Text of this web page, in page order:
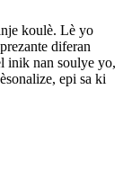
koulè. Lè yo
diferan
inik nan soulye yo,
epi sa ki